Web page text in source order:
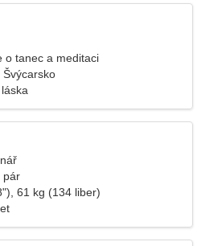
o tanec a meditaci
Švýcarsko
pár
61 kg (134 liber)